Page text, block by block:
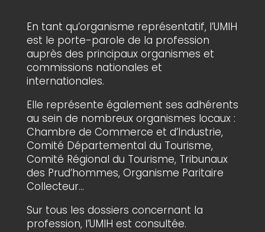
En tant qu’organisme représentatif, l’UMIH
est le porte-parole de la profession
auprès des principaux organismes et
commissions nationales et
internationales.
Elle représente également ses adhérents
au sein de nombreux organismes locaux :
Chambre de Commerce et d’Industrie,
Comité Départemental du Tourisme,
Comité Régional du Tourisme, Tribunaux
des Prud’hommes, Organisme Paritaire
Collecteur…
Sur tous les dossiers concernant la
profession, l’UMIH est consultée.